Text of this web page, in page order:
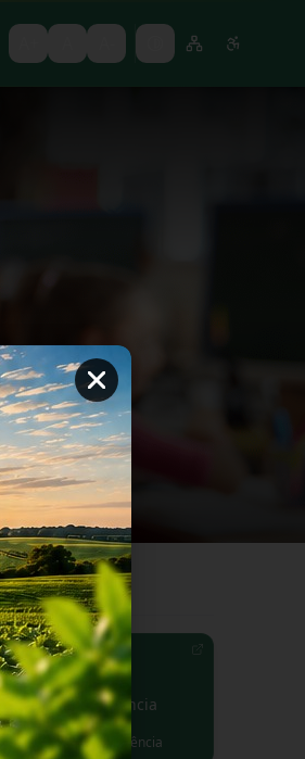
da Transparência
de Transparência